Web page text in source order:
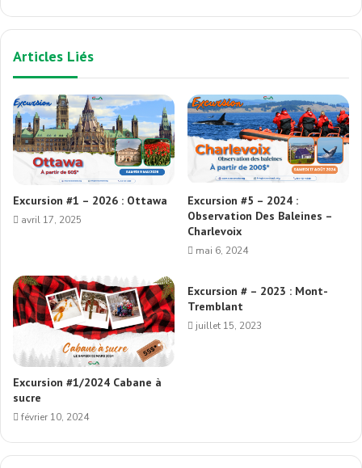
Articles Liés
Excursion #1 – 2026 : Ottawa
avril 17, 2025
Excursion #5 – 2024 :
Observation Des Baleines –
Charlevoix
mai 6, 2024
Excursion #1/2024 Cabane à
sucre
février 10, 2024
Excursion # – 2023 : Mont-
Tremblant
juillet 15, 2023